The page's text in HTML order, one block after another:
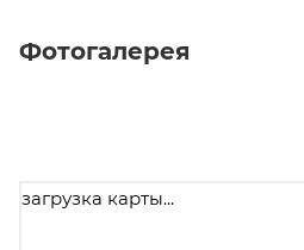
Фотогалерея
загрузка карты...